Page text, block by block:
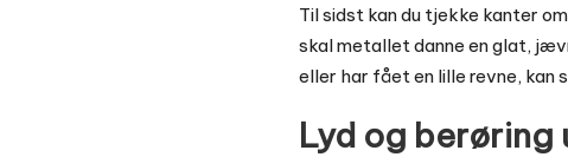
Til sidst kan du tjekke kanter
skal metallet danne en glat,
eller har fået en lille revne, kan
Lyd og berøring